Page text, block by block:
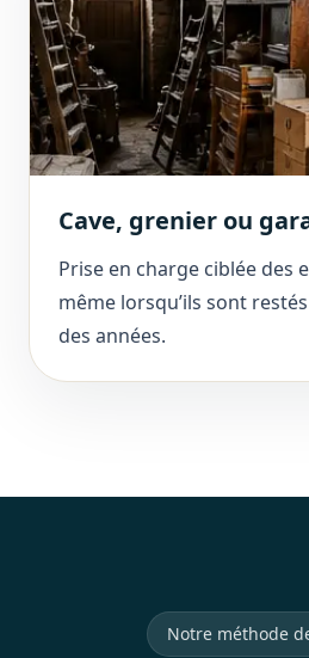
Cave, grenier ou
Prise en charge ciblée des
même lorsqu’ils sont
des années.
Notre méthode